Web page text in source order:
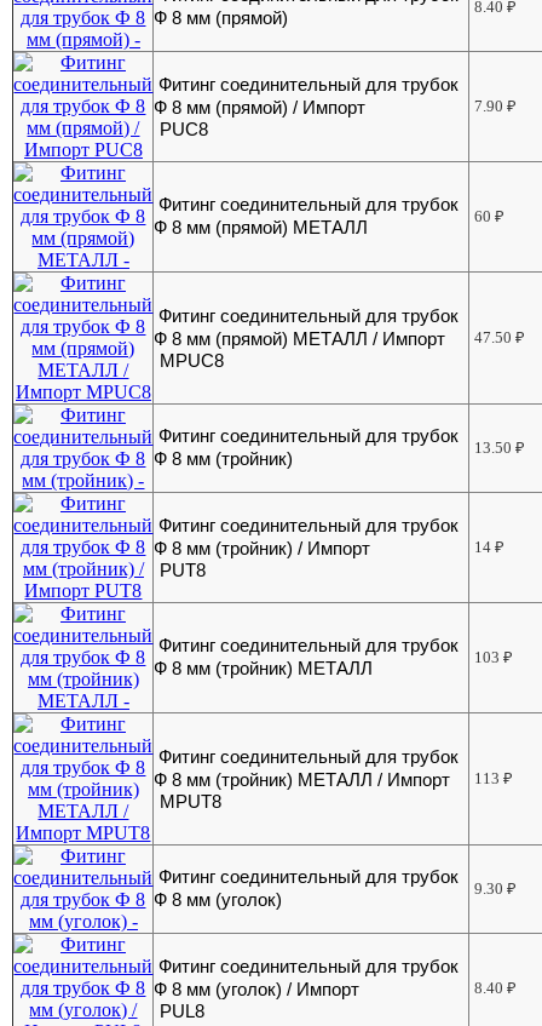
Ф 8 мм (прямой)
8.40₽
Фитинг соединительный для трубок
Ф 8 мм (прямой) / Импорт
PUC8
7.90₽
Фитинг соединительный для трубок
Ф 8 мм (прямой) МЕТАЛЛ
60₽
Фитинг соединительный для трубок
Ф 8 мм (прямой) МЕТАЛЛ / Импорт
MPUC8
47.50₽
Фитинг соединительный для трубок
Ф 8 мм (тройник)
13.50₽
Фитинг соединительный для трубок
Ф 8 мм (тройник) / Импорт
PUT8
14₽
Фитинг соединительный для трубок
Ф 8 мм (тройник) МЕТАЛЛ
103₽
Фитинг соединительный для трубок
Ф 8 мм (тройник) МЕТАЛЛ / Импорт
MPUT8
113₽
Фитинг соединительный для трубок
Ф 8 мм (уголок)
9.30₽
Фитинг соединительный для трубок
Ф 8 мм (уголок) / Импорт
PUL8
8.40₽